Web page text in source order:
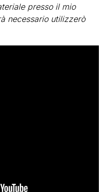
presso il mio
necessario utilizzerò